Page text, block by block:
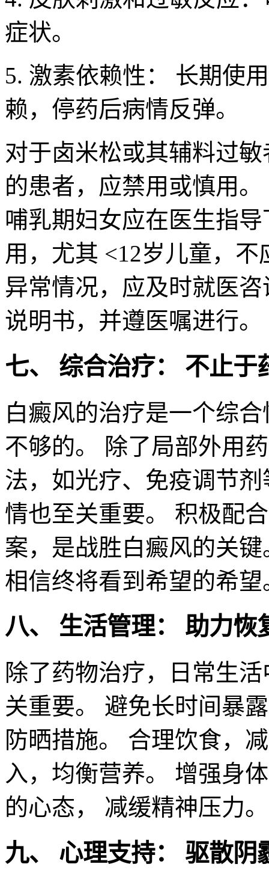
症状。
5. 激素依赖性： 长期使
赖，停药后病情反弹。
对于卤米松或其辅料过
的患者，应禁用或慎用
哺乳期妇女应在医生指
用，尤其 <12岁儿童，
异常情况，应及时就医
说明书，并遵医嘱进行。
七、 综合治疗： 不止于
白癜风的治疗是一个综
不够的。 除了局部外用
法，如光疗、免疫调节
情也至关重要。 积极配
案，是战胜白癜风的关
相信终将看到希望的希望
八、 生活管理： 助力恢
除了药物治疗，日常生
关重要。 避免长时间暴
防晒措施。 合理饮食，
入，均衡营养。 增强身
的心态， 减缓精神压力。
九、 心理支持： 驱散阴